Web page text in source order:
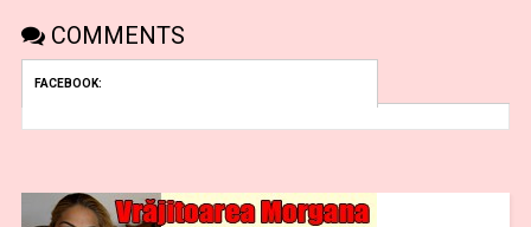
COMMENTS
FACEBOOK: